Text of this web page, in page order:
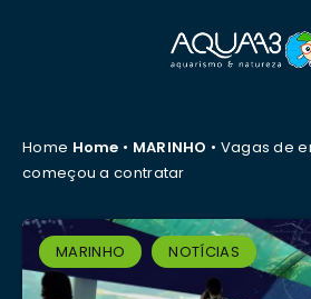
Home Home • MARINHO • Vagas de
começou a contratar
MARINHO NOTÍCIAS